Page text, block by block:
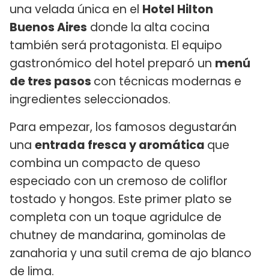
una velada única en el Hotel Hilton
Buenos Aires donde la alta cocina
también será protagonista. El equipo
gastronómico del hotel preparó un menú
de tres pasos con técnicas modernas e
ingredientes seleccionados.
Para empezar, los famosos degustarán
una entrada fresca y aromática que
combina un compacto de queso
especiado con un cremoso de coliflor
tostado y hongos. Este primer plato se
completa con un toque agridulce de
chutney de mandarina, gominolas de
zanahoria y una sutil crema de ajo blanco
de lima.